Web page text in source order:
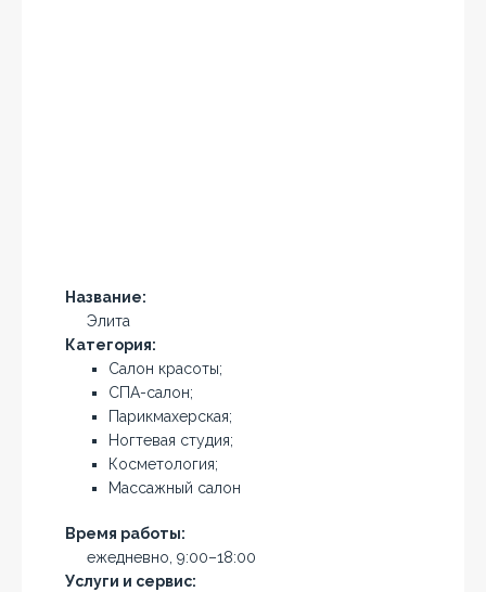
Название:
Элита
Категория:
Салон красоты;
СПА-салон;
Парикмахерская;
Ногтевая студия;
Косметология;
Массажный салон
Время работы:
ежедневно, 9:00–18:00
Услуги и сервис: